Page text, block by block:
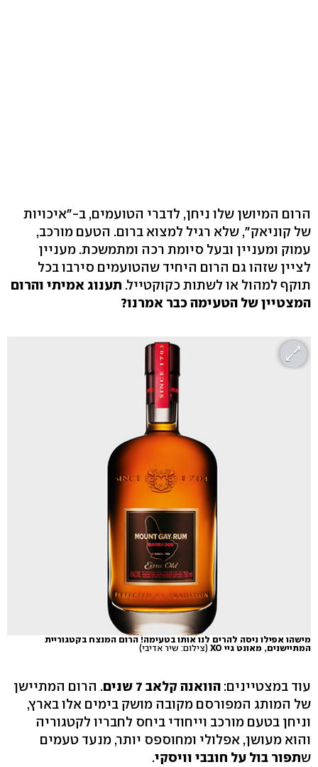
הרום המיושן שלו ניחן, לדברי הטועמים, ב-"איכויות
של קוניאק", שלא רגיל למצוא ברום. הטעם מורכב,
עמוק ומעניין ובעל סיומת רכה ומתמשכת. מעניין
לציין שזהו גם הרום היחיד שהטועמים סירבו בכל
תוקף למהול או לשתות כקוקטייל. תענוג אמיתי והרום
המצטיין של הטעימה כבר אמרנו?
מישהו אפילו ניסה להרים לנו אותו בטעימה! הרום המנצח בקטגוריית
המתיישנים, מאונט גיי XO
(צילום: שיר אדיבי)
עוד במצטיינים: הוואנה קלאב 7 שנים
. הרום המתיישן
של המותג המפורסם מקובה מושק בימים אלו בארץ,
וניחן בטעם מורכב וייחודי ביחס לחבריו לקטגוריה
והוא מעושן, אפלולי ומחוספס יותר, מנעד טעמים
שתפור בול על חובבי וויסקי.